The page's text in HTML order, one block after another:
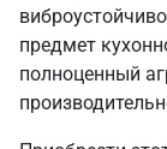
предмет
полноценный